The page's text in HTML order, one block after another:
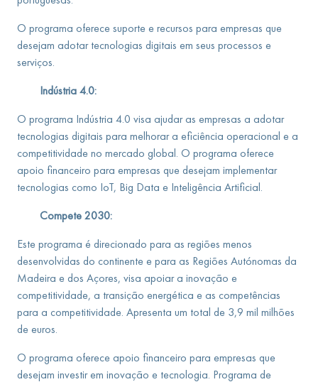
O programa oferece suporte e recursos para empresas que
desejam adotar tecnologias digitais em seus processos e
serviços.
Indústria 4.0:
O programa Indústria 4.0 visa ajudar as empresas a adotar
tecnologias digitais para melhorar a eficiência operacional e a
competitividade no mercado global. O programa oferece
apoio financeiro para empresas que desejam implementar
tecnologias como IoT, Big Data e Inteligência Artificial.
Compete 2030:
Este programa é direcionado para as regiões menos
desenvolvidas do continente e para as Regiões Autónomas da
Madeira e dos Açores, visa apoiar a inovação e
competitividade, a transição energética e as competências
para a competitividade. Apresenta um total de 3,9 mil milhões
de euros.
O programa oferece apoio financeiro para empresas que
desejam investir em inovação e tecnologia. Programa de